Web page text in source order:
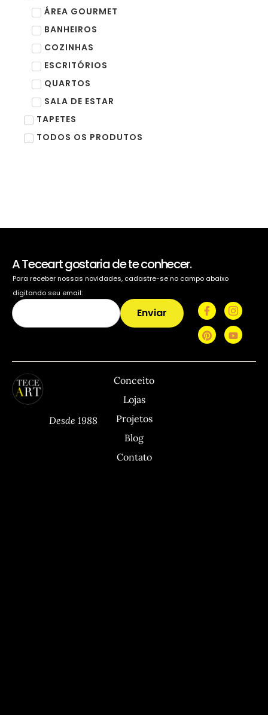
ÁREA GOURMET
BANHEIROS
COZINHAS
ESCRITÓRIOS
QUARTOS
SALA DE ESTAR
TAPETES
TODOS OS PRODUTOS
A Teceart gostaria de te conhecer.
Para receber nossas novidades, cadastre-se no campo abaixo
digitando seu email:
Enviar
Desde 1988
Conceito
Lojas
Projetos
Blog
Contato